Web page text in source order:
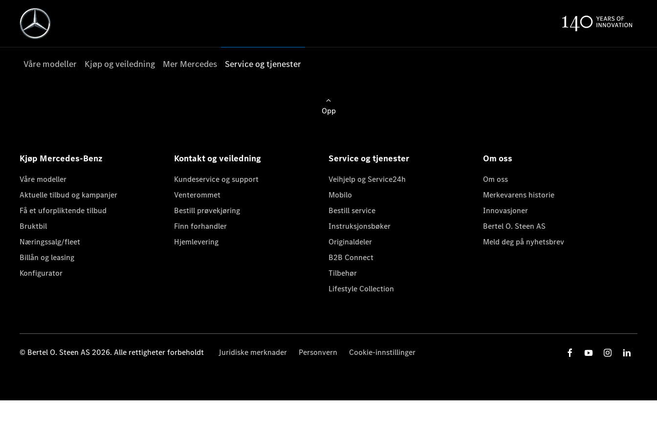
Våre modeller Kjøp og veiledning Mer Mercedes Service og tjenester
Opp
Kjøp Mercedes-Benz
Våre modeller
Aktuelle tilbud og kampanjer
Få et uforpliktende tilbud
Bruktbil
Næringssalg/fleet
Billån og leasing
Konfigurator
Kontakt og veiledning
Kundeservice og support
Venterommet
Bestill prøvekjøring
Finn forhandler
Hjemlevering
Service og tjenester
Veihjelp og Service24h
Mobilo
Bestill service
Instruksjonsbøker
Originaldeler
B2B Connect
Tilbehør
Lifestyle Collection
Om oss
Om oss
Merkevarens historie
Innovasjoner
Bertel O. Steen AS
Meld deg på nyhetsbrev
© Bertel O. Steen AS 2026. Alle rettigheter forbeholdt Juridiske merknader Personvern Cookie-innstillinger